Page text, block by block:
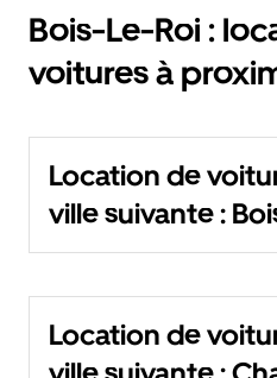
Bois-Le-Roi :
voitures à
Location de
ville suivante :
Location de